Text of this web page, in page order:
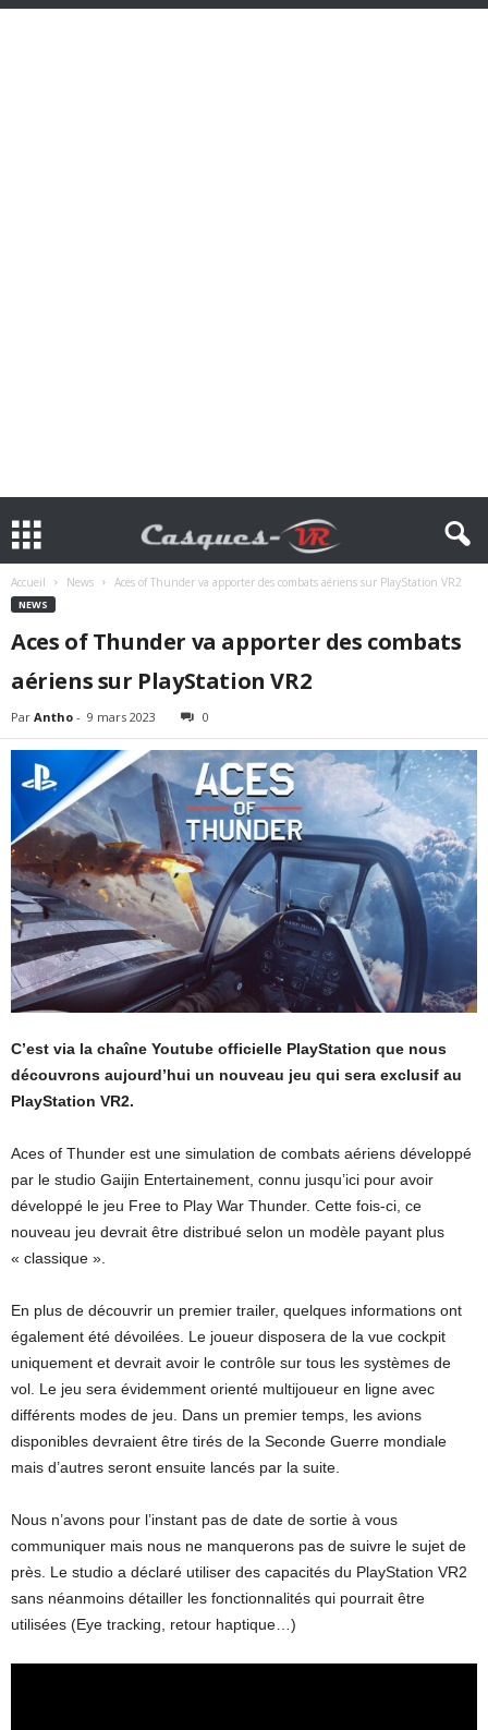
Accueil News Aces of Thunder va apporter des combats aériens sur PlayStation VR2
NEWS
Aces of Thunder va apporter des combats
aériens sur PlayStation VR2
Par Antho - 9 mars 2023 0
C’est via la chaîne Youtube officielle PlayStation que nous
découvrons aujourd’hui un nouveau jeu qui sera exclusif au
PlayStation VR2.
Aces of Thunder est une simulation de combats aériens développé
par le studio Gaijin Entertainement, connu jusqu’ici pour avoir
développé le jeu Free to Play War Thunder. Cette fois-ci, ce
nouveau jeu devrait être distribué selon un modèle payant plus
« classique ».
En plus de découvrir un premier trailer, quelques informations ont
également été dévoilées. Le joueur disposera de la vue cockpit
uniquement et devrait avoir le contrôle sur tous les systèmes de
vol. Le jeu sera évidemment orienté multijoueur en ligne avec
différents modes de jeu. Dans un premier temps, les avions
disponibles devraient être tirés de la Seconde Guerre mondiale
mais d’autres seront ensuite lancés par la suite.
Nous n’avons pour l’instant pas de date de sortie à vous
communiquer mais nous ne manquerons pas de suivre le sujet de
près. Le studio a déclaré utiliser des capacités du PlayStation VR2
sans néanmoins détailler les fonctionnalités qui pourrait être
utilisées (Eye tracking, retour haptique…)